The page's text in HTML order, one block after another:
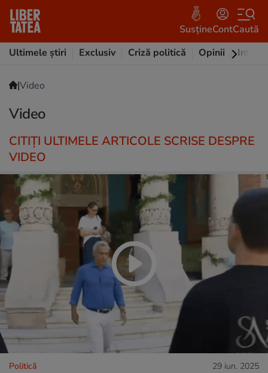
SusțineContCaută
Ultimele știri
Exclusiv Criză politică Opinii
|Video
Video
CITIȚI ULTIMELE ARTICOLE SCRISE DESPRE
VIDEO
Politică 29 iun. 2025